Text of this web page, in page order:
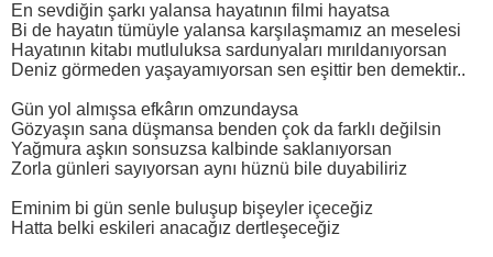
En sevdiğin şarkı yalansa hayatının filmi hayatsa
Bi de hayatın tümüyle yalansa karşılaşmamız an meselesi
Hayatının kitabı mutluluksa sardunyaları mırıldanıyorsan
Deniz görmeden yaşayamıyorsan sen eşittir ben demektir..
Gün yol almışsa efkârın omzundaysa
Gözyaşın sana düşmansa benden çok da farklı değilsin
Yağmura aşkın sonsuzsa kalbinde saklanıyorsan
Zorla günleri sayıyorsan aynı hüznü bile duyabiliriz
Eminim bi gün senle buluşup bişeyler içeceğiz
Hatta belki eskileri anacağız dertleşeceğiz